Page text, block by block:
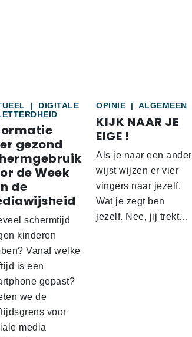
|
DIGITALE
gezond
de Week
de
schermtijd
kinderen
Vanaf welke
is een
gepast?
we de
voor
media
OPINIE | ALGEMEEN
KIJK NAAR JE
EIGE !
Als je naar een ander
wijst wijzen er vier
vingers naar jezelf.
Wat je zegt ben
jezelf. Nee, jij trekt…